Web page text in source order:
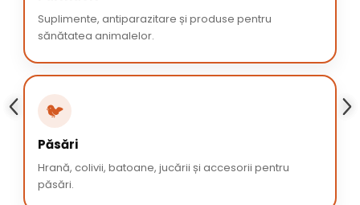
Suplimente, antiparazitare și produse pentru
sănătatea animalelor.
🐦
Păsări
Hrană, colivii, batoane, jucării și accesorii pentru
păsări.